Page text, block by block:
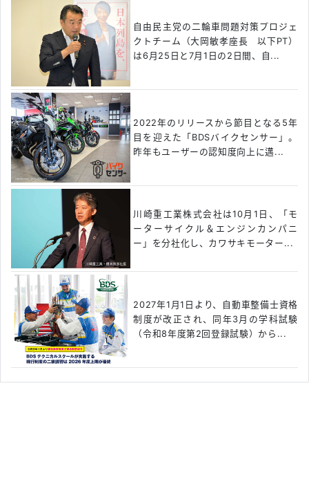
自由民主党の二輪車問題対策プロジェ
クトチーム（大岡敏孝座長 以下PT）
は6月25日と7月1日の2日間、自...
2022年のリリースから節目となる5年
目を迎えた「BDSバイクセンサー」。
昨年もユーザーの認知度向上に邁...
川崎重工業株式会社は10月1日、「モ
ーターサイクル＆エンジンカンパニ
ー」を分社化し、カワサキモーター...
2027年1月1日より、自動車整備士資格
制度が改正され、同年3月の学科試験
（令和8年度第2回登録試験）から...